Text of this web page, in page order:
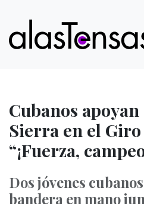
Cubanos
Sierra en el
“¡Fuerza,
Dos jóvenes
bandera en mano